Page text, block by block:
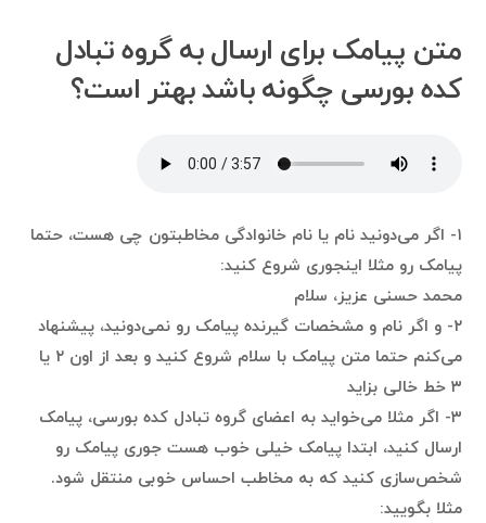
متن پیامک برای ارسال به گروه تبادل
کده بورسی چگونه باشد بهتر است؟
۱- اگر می‌دونید نام یا نام خانوادگی مخاطبتون چی هست، حتما
پیامک رو مثلا اینجوری شروع کنید:
محمد حسنی عزیز، سلام
۲- و اگر نام و مشخصات گیرنده پیامک رو نمی‌دونید، پیشنهاد
می‌کنم حتما متن پیامک با سلام شروع کنید و بعد از اون ۲ یا
۳ خط خالی بزاید
۳- اگر مثلا می‌خواید به اعضای گروه تبادل کده بورسی، پیامک
ارسال کنید، ابتدا پیامک خیلی خوب هست جوری پیامک رو
شخص‌سازی کنید که به مخاطب احساس خوبی منتقل شود.
مثلا بگویید: